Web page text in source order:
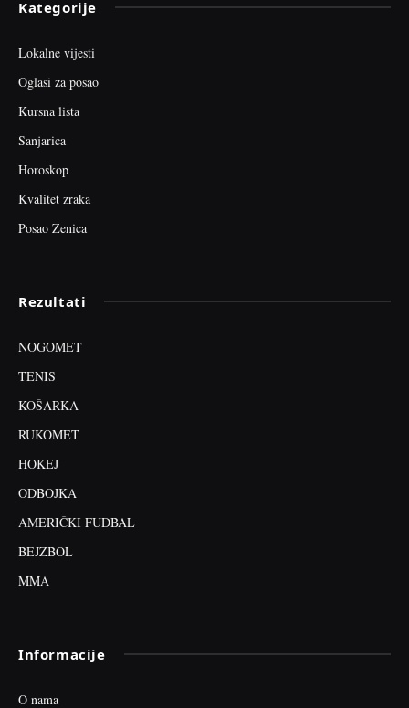
Kategorije
Lokalne vijesti
Oglasi za posao
Kursna lista
Sanjarica
Horoskop
Kvalitet zraka
Posao Zenica
Rezultati
NOGOMET
TENIS
KOŠARKA
RUKOMET
HOKEJ
ODBOJKA
AMERIČKI FUDBAL
BEJZBOL
MMA
Informacije
O nama